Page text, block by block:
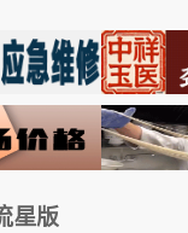
星版